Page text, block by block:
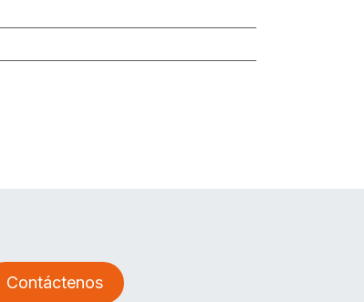
Contáctenos